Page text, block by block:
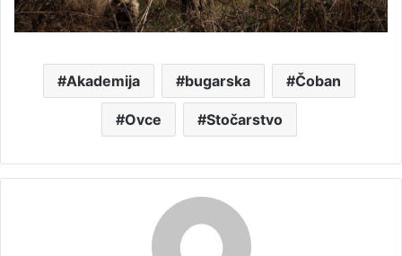
Akademija bugarska Čoban
Ovce Stočarstvo